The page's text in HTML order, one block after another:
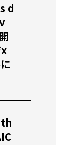
d